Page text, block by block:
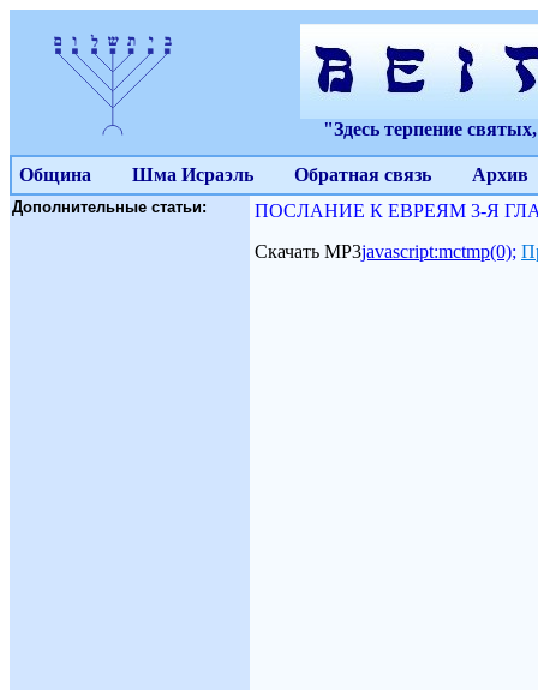
"Здесь терпение
Община Шма Исраэль Обратная связь Архив
Дополнительные статьи:
ПОСЛАНИЕ К ЕВРЕЯМ 3-Я ГЛАВА
Скачать МР3javascript:mctmp(0);